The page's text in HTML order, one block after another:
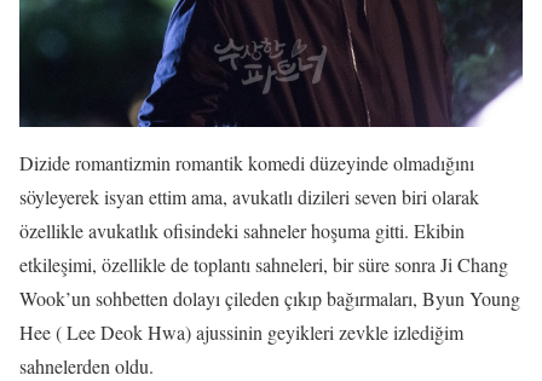
Dizide romantizmin romantik komedi düzeyinde olmadığını
söyleyerek isyan ettim ama, avukatlı dizileri seven biri olarak
özellikle avukatlık ofisindeki sahneler hoşuma gitti. Ekibin
etkileşimi, özellikle de toplantı sahneleri, bir süre sonra Ji Chang
Wook’un sohbetten dolayı çileden çıkıp bağırmaları, Byun Young
Hee ( Lee Deok Hwa) ajussinin geyikleri zevkle izlediğim
sahnelerden oldu.